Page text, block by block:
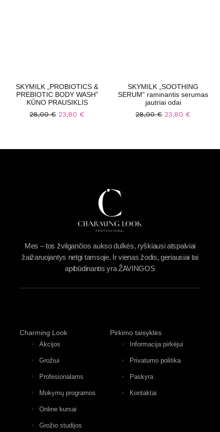
SKYMILK „PROBIOTICS &
PREBIOTIC BODY WASH”
KŪNO PRAUSIKLIS
28,00€ 23,80 €
SKYMILK „SOOTHING
SERUM” raminantis serumas
jautriai odai
28,00€ 23,80 €
Mes – tos žvilgančios aukso dulkės, ryškiausi atspalviai
žaižaruojantys netgi tamsoje. Ir vienas žodis, geriausiai tai
apibūdinantis yra ŽAVINGOS
Charming Look
Akcijos
Grožiui
Profesionalams
Mokymų programos
Online kursai
Grožio studijos
Pirkimo taisyklės
Informacija pirkėjui
Privatumo politika
Paskyra
Kontaktai